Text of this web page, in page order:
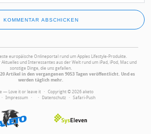
europäische Onlineportal rund um Apples Lifestyle-Produkte.
und Interessantes aus der Welt rund um iPad, iPod, Mac und
sonstige Dinge, die uns gefallen.
Artikel in den vergangenen 9053 Tagen veröffentlicht. Und es
werden täglich mehr.
— Love it or leave it · Copyright © 2026 aketo
Impressum · · Datenschutz · Safari-Push